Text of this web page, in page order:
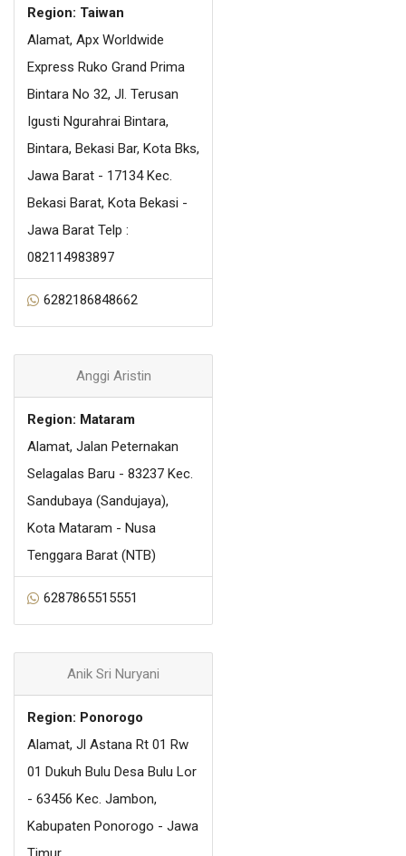
Region: Taiwan
Alamat, Apx Worldwide
Express Ruko Grand Prima
Bintara No 32, Jl. Terusan
Igusti Ngurahrai Bintara,
Bintara, Bekasi Bar, Kota Bks,
Jawa Barat - 17134 Kec.
Bekasi Barat, Kota Bekasi -
Jawa Barat Telp :
082114983897
6282186848662
Anggi Aristin
Region: Mataram
Alamat, Jalan Peternakan
Selagalas Baru - 83237 Kec.
Sandubaya (Sandujaya),
Kota Mataram - Nusa
Tenggara Barat (NTB)
6287865515551
Anik Sri Nuryani
Region: Ponorogo
Alamat, Jl Astana Rt 01 Rw
01 Dukuh Bulu Desa Bulu Lor
- 63456 Kec. Jambon,
Kabupaten Ponorogo - Jawa